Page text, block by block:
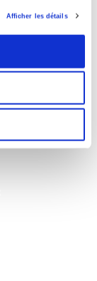
Afficher les détails